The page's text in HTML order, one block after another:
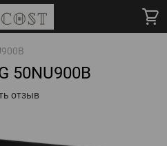
50NU900B
отзыв